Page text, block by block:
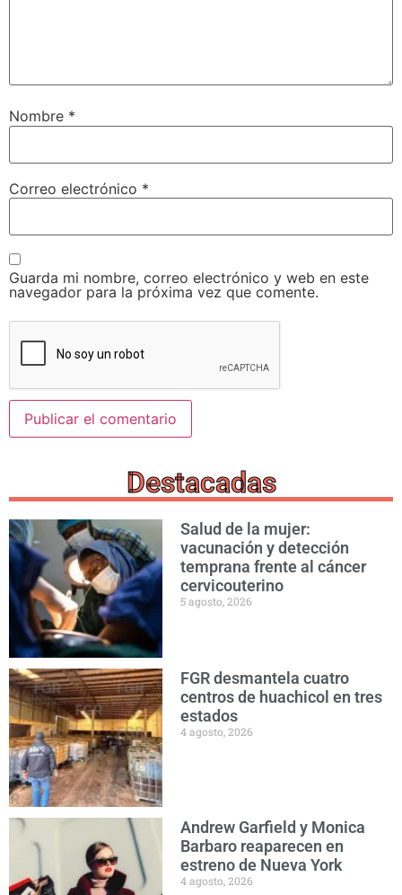
Nombre *
Correo electrónico *
Guarda mi nombre, correo electrónico y web en este
navegador para la próxima vez que comente.
Destacadas
Salud de la mujer:
vacunación y detección
temprana frente al cáncer
cervicouterino
5 agosto, 2026
FGR desmantela cuatro
centros de huachicol en tres
estados
4 agosto, 2026
Andrew Garfield y Monica
Barbaro reaparecen en
estreno de Nueva York
4 agosto, 2026